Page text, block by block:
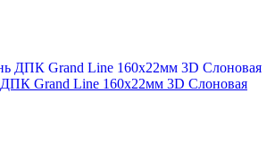
ДПК Grand Line 160х22мм 3D Слоновая